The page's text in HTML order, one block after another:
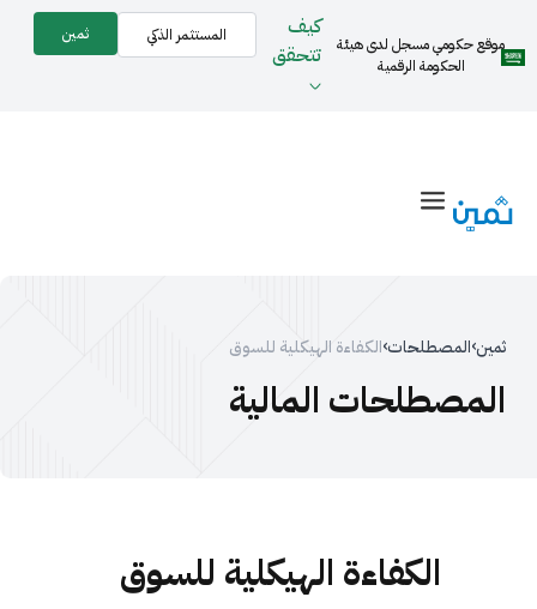
المستثمر الذكي ثمين
موقع حكومي مسجل لدى هيئة
الحكومة الرقمية
كيف
تتحقق
ثمين›المصطلحات›الكفاءة الهيكلية للسوق
المصطلحات المالية
الكفاءة الهيكلية للسوق